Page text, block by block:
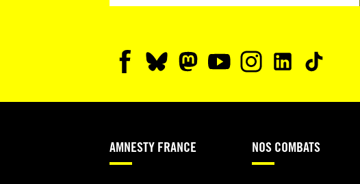
AMNESTY FRANCE NOS COMBATS